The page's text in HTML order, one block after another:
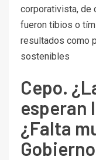
corporativista, de
fueron tibios o
resultados como
sostenibles
Cepo.
esperan
¿Falta